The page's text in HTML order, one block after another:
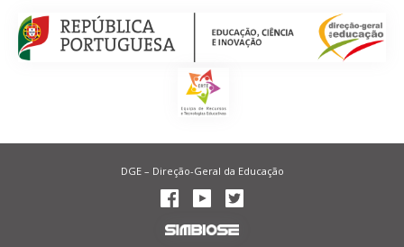
DGE – Direção-Geral da Educação